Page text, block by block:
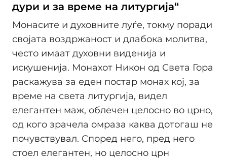
дури и за време на литургија“
Монасите и духовните луѓе, токму поради
својата воздржаност и длабока молитва,
често имаат духовни виденија и
искушенија. Монахот Никон од Света Гора
раскажува за еден постар монах кој, за
време на света литургија, видел
елегантен маж, облечен целосно во црно,
од кого зрачела омраза каква дотогаш не
почувствувал. Според него, пред него
стоел елегантен, но целосно црн